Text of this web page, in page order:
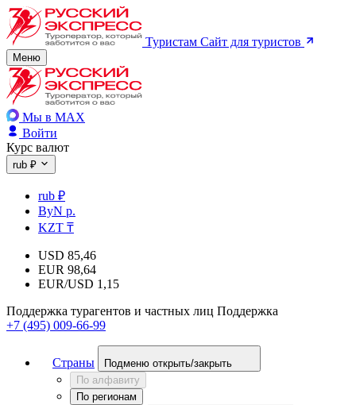
Туристам Сайт для туристов
Меню
Мы в MAX
Войти
Курс валют
rub ₽
rub ₽
ByN р.
KZT ₸
USD 85,46
EUR 98,64
EUR/USD 1,15
Поддержка турагентов и частных лиц Поддержка
+7 (495) 009-66-99
Страны
Подменю открыть/закрыть
По алфавиту
По регионам